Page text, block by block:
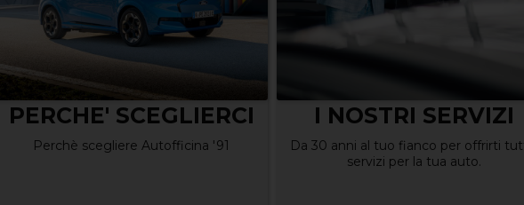
I NOSTRI SERVIZI
Da 30 anni al tuo fianco per offrirti tutti i
Più spazio per te,
meno tempo per
l’assistenza